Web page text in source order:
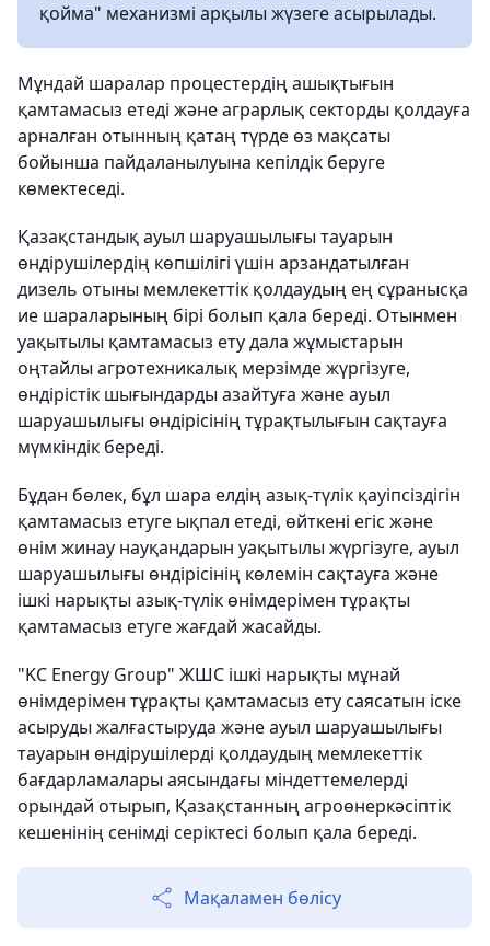
қойма" механизмі арқылы жүзеге асырылады.
Мұндай шаралар процестердің ашықтығын
қамтамасыз етеді және аграрлық секторды қолдауға
арналған отынның қатаң түрде өз мақсаты
бойынша пайдаланылуына кепілдік беруге
көмектеседі.
Қазақстандық ауыл шаруашылығы тауарын
өндірушілердің көпшілігі үшін арзандатылған
дизель отыны мемлекеттік қолдаудың ең сұранысқа
ие шараларының бірі болып қала береді. Отынмен
уақытылы қамтамасыз ету дала жұмыстарын
оңтайлы агротехникалық мерзімде жүргізуге,
өндірістік шығындарды азайтуға және ауыл
шаруашылығы өндірісінің тұрақтылығын сақтауға
мүмкіндік береді.
Бұдан бөлек, бұл шара елдің азық-түлік қауіпсіздігін
қамтамасыз етуге ықпал етеді, өйткені егіс және
өнім жинау науқандарын уақытылы жүргізуге, ауыл
шаруашылығы өндірісінің көлемін сақтауға және
ішкі нарықты азық-түлік өнімдерімен тұрақты
қамтамасыз етуге жағдай жасайды.
"KC Energy Group" ЖШС ішкі нарықты мұнай
өнімдерімен тұрақты қамтамасыз ету саясатын іске
асыруды жалғастыруда және ауыл шаруашылығы
тауарын өндірушілерді қолдаудың мемлекеттік
бағдарламалары аясындағы міндеттемелерді
орындай отырып, Қазақстанның агроөнеркәсіптік
кешенінің сенімді серіктесі болып қала береді.
Мақаламен бөлісу